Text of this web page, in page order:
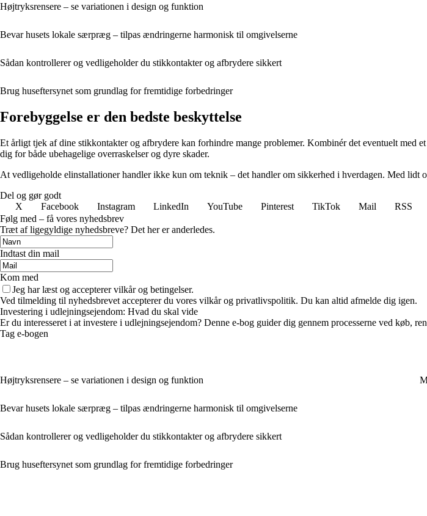
Højtryksrensere – se variationen i design og funktion
Bevar husets lokale særpræg – tilpas ændringerne harmonisk til omgivelserne
Sådan kontrollerer og vedligeholder du stikkontakter og afbrydere sikkert
Brug huseftersynet som grundlag for fremtidige forbedringer
Forebyggelse er den bedste beskyttelse
Et årligt tjek af dine stikkontakter og afbrydere kan forhindre mange problemer. Kombinér det eventuelt med
dig for både ubehagelige overraskelser og dyre skader.
At vedligeholde elinstallationer handler ikke kun om teknik – det handler om sikkerhed i hverdagen. Med
Del og gør godt
X
Facebook Instagram LinkedIn YouTube Pinterest TikTok Mail
RSS
Følg med – få vores nyhedsbrev
Træt af ligegyldige nyhedsbreve? Det her er anderledes.
Indtast din mail
Kom med
Jeg har læst og accepterer vilkår og betingelser.
Ved tilmelding til nyhedsbrevet accepterer du vores vilkår og privatlivspolitik. Du kan altid afmelde dig igen.
Investering i udlejningsejendom: Hvad du skal vide
Er du interesseret i at investere i udlejningsejendom? Denne e-bog guider dig gennem processerne ved køb,
Tag e-bogen
Højtryksrensere – se variationen i design og funktion
Bevar husets lokale særpræg – tilpas ændringerne harmonisk til omgivelserne
Sådan kontrollerer og vedligeholder du stikkontakter og afbrydere sikkert
Brug huseftersynet som grundlag for fremtidige forbedringer